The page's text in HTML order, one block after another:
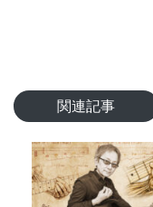
関連記事